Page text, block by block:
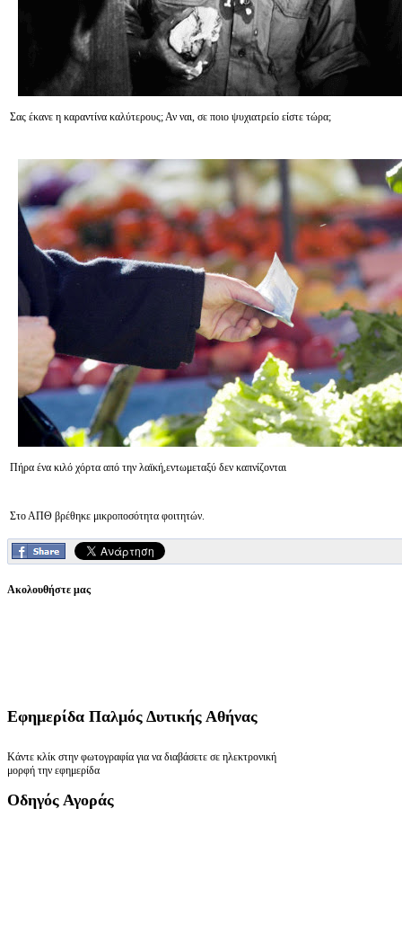
Σας έκανε η καραντίνα καλύτερους; Αν ναι, σε ποιο ψυχιατρείο είστε τώρα;
Πήρα ένα κιλό χόρτα από την λαϊκή,εντωμεταξύ δεν καπνίζονται
Στο ΑΠΘ βρέθηκε μικροποσότητα φοιτητών.
Ακολουθήστε μας
Εφημερίδα Παλμός Δυτικής Αθήνας
Κάντε κλίκ στην φωτογραφία για να διαβάσετε σε ηλεκτρονική
μορφή την εφημερίδα
Οδηγός Αγοράς